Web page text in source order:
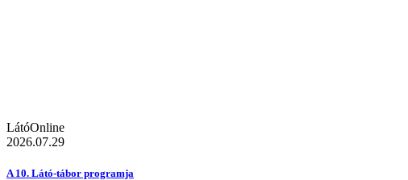
LátóOnline
2026.07.29
A 10. Látó-tábor programja